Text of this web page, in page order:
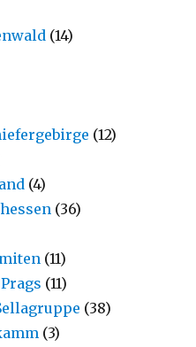
(14)
(12)
(4)
(36)
(11)
(11)
(38)
(3)